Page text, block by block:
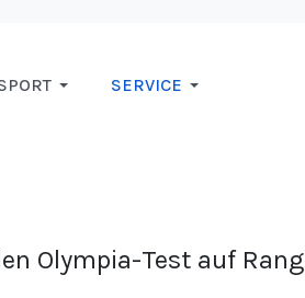
SERVICE
Olympia-Test auf Rang